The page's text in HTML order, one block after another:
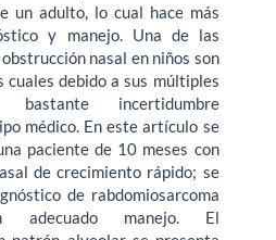
un adulto, lo cual hace más
y manejo. Una de las
nasal en niños son
cuales debido a sus múltiples
bastante incertidumbre
médico. En este artículo se
paciente de 10 meses con
de crecimiento rápido; se
de rabdomiosarcoma
adecuado manejo. El